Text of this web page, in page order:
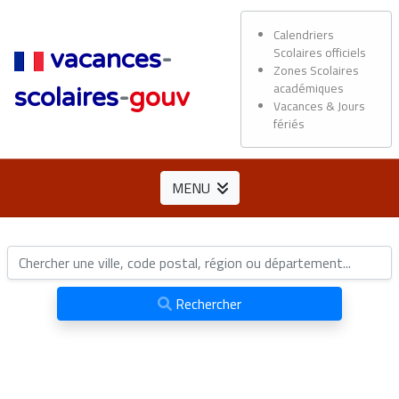
vacances-
scolaires-gouv
Calendriers
Scolaires officiels
Zones Scolaires
académiques
Vacances & Jours
fériés
MENU
Rechercher